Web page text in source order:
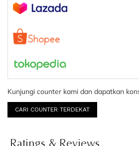
Kunjungi counter kami dan dapatkan
CARI COUNTER TERDEKAT